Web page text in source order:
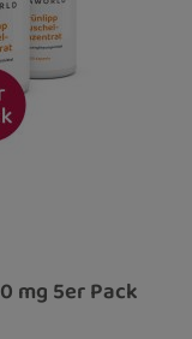
mg 5er Pack